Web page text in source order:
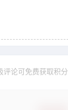
评论可免费获取积分